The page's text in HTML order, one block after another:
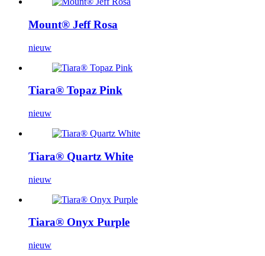
Mount® Jeff Rosa
nieuw
Tiara® Topaz Pink
nieuw
Tiara® Quartz White
nieuw
Tiara® Onyx Purple
nieuw